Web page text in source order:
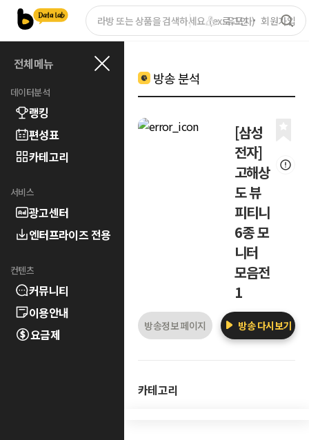
로그인 회원가입
전체메뉴
데이터분석
랭킹
편성표
카테고리
서비스
광고센터
엔터프라이즈 전용
컨텐츠
커뮤니티
이용안내
요금제
방송 분석
[삼성
전자]
고해상
도 뷰
피티니
6종 모
니터
모음전
1
방송정보 페이지 방송 다시보기
카테고리